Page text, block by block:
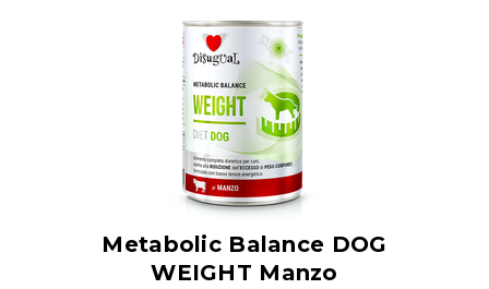
Metabolic Balance DOG
WEIGHT Manzo